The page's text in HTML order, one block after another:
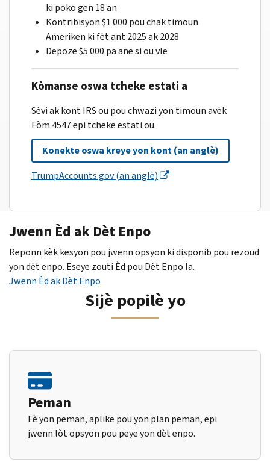
ki poko gen 18 an
Kontribisyon $1 000 pou chak timoun
Ameriken ki fèt ant 2025 ak 2028
Depoze $5 000 pa ane si ou vle
Kòmanse oswa tcheke estati a
Sèvi ak kont IRS ou pou chwazi yon timoun avèk
Fòm 4547 epi tcheke estati ou.
Konekte oswa kreye yon kont (an anglè)
TrumpAccounts.gov (an anglè)
Jwenn Èd ak Dèt Enpo
Reponn kèk kesyon pou jwenn opsyon ki disponib pou rezoud
yon dèt enpo. Eseye zouti Èd pou Dèt Enpo la.
Jwenn Èd ak Dèt Enpo
Sijè popilè yo
Peman
Fè yon peman, aplike pou yon plan peman, epi
jwenn lòt opsyon pou peye yon dèt enpo.